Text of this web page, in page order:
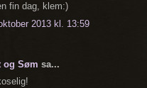
fin dag, klem:)
2013 kl. 13:59
og Søm sa...